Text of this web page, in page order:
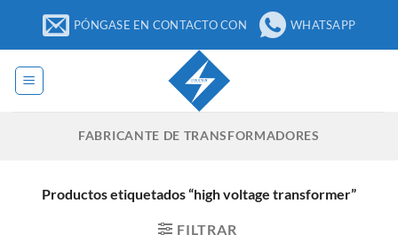
contenido
PÓNGASE EN CONTACTO CON WHATSAPP
FABRICANTE DE TRANSFORMADORES
Productos etiquetados “high voltage transformer”
FILTRAR